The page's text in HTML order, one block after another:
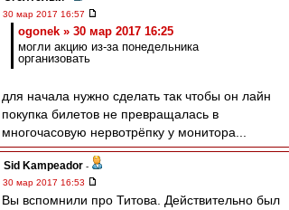
30 мар 2017 16:57
ogonek » 30 мар 2017 16:25
могли акцию из-за понедельника
организовать
для начала нужно сделать так чтобы он лайн
покупка билетов не превращалась в
многочасовую нервотрёпку у монитора...
Sid Kampeador -
30 мар 2017 16:53
Вы вспомнили про Титова. Действительно был